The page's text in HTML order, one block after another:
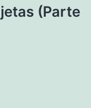
(Parte